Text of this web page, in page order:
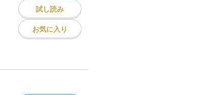
試し読み
お気に入り